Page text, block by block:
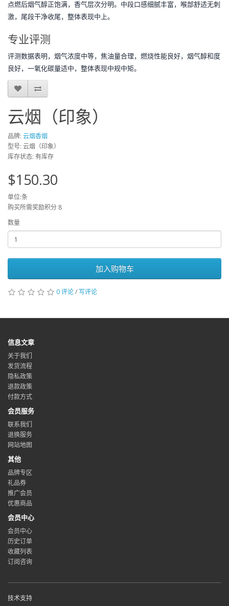
点燃后烟气醇正饱满，香气层次分明。中段口感细腻丰富，喉部舒适无刺
激，尾段干净收尾，整体表现中上。
专业评测
评测数据表明，烟气浓度中等，焦油量合理，燃烧性能良好，烟气醇和度
良好，一氧化碳量适中，整体表现中规中矩。
云烟（印象）
品牌: 云烟香烟
型号: 云烟（印象）
库存状态: 有库存
$150.30
单位:条
购买所需奖励积分 8
数量
加入购物车
0 评论/ 写评论
信息文章
关于我们
发货流程
隐私政策
退款政策
付款方式
会员服务
联系我们
退换服务
网站地图
其他
品牌专区
礼品券
推广会员
优惠商品
会员中心
会员中心
历史订单
收藏列表
订阅咨询
技术支持